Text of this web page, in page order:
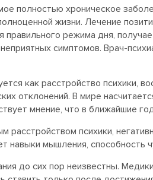
полностью хроническое
жизни. Лечение
правильного режима дня,
симптомов. Врач-
как расстройство психики,
отклонений. В мире
мнение, что в ближайшие
расстройством психики,
навыки мышления, способность
до сих пор неизвестны.